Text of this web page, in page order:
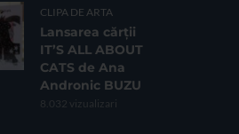
CLIPA DE ARTA
Lansarea cărții
IT’S ALL ABOUT
CATS de Ana
Andronic BUZU
8.032 vizualizari